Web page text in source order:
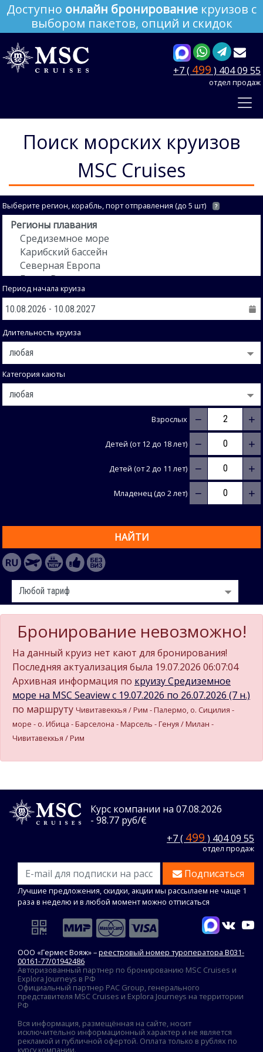
Доступно онлайн бронирование круизов с
выбором пакетов, опций и скидок
+7 ( 499 ) 404 09 55
отдел продаж
Поиск морских круизов
MSC Cruises
Выберите регион, корабль, порт отправления (до 5 шт) ?
Период начала круиза
Длительность круиза
Категория каюты
Взрослых − +
Детей (от 12 до 18 лет) − +
Детей (от 2 до 11 лет) − +
Младенец (до 2 лет) − +
НАЙТИ
Бронирование невозможно!
На данный круиз нет кают для бронирования!
Последняя актуализация была 19.07.2026 06:07:04
Архивная информация по круизу Средиземное
море на MSC Seaview c 19.07.2026 по 26.07.2026 (7 н.)
по маршруту Чивитавеккья / Рим - Палермо, о. Сицилия -
море - о. Ибица - Барселона - Марсель - Генуя / Милан -
Чивитавеккья / Рим
Курс компании на 07.08.2026
- 98.77 руб/€
+7 ( 499 ) 404 09 55
отдел продаж
Подписаться
Лучшие предложения, скидки, акции мы рассылаем не чаще 1
раза в неделю и в любой момент можно отписаться
ООО «Гермес Вояж» –реестровый номер туроператора В031-
00161-77/01942486
Авторизованный партнер по бронированию MSC Cruises и
Explora Journeys в РФ
Официальный партнер PAC Group, генерального
представителя MSC Cruises и Explora Journeys на территории
РФ
Вся информация, размещённая на сайте, носит
исключительно информационный характер и не является
рекламой и публичной офертой. Оплата только в рублях по
курсу компании.